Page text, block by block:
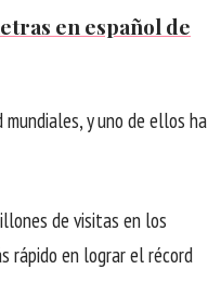
en españolde
y uno de ellos ha
de visitas en los
rápido en lograr el récord